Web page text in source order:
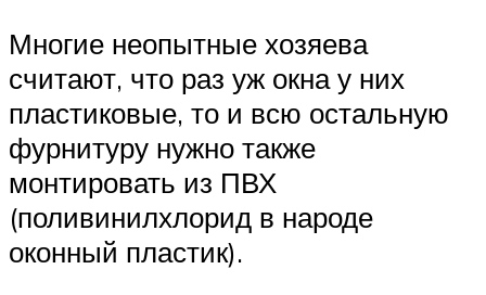
Многие неопытные хозяева
считают, что раз уж окна у них
пластиковые, то и всю остальную
фурнитуру нужно также
монтировать из ПВХ
(поливинилхлорид в народе
оконный пластик).